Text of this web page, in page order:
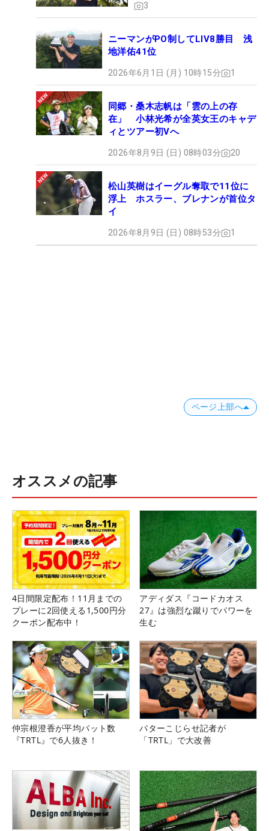
3
ニーマンがPO制してLIV8勝目 浅
地洋佑41位
2026年6月1日 (月) 10時15分 1
同郷・桑木志帆は「雲の上の存
在」 小林光希が全英女王のキャデ
ィとツアー初Vへ
2026年8月9日 (日) 08時03分 20
松山英樹はイーグル奪取で11位に
浮上 ホスラー、ブレナンが首位タ
イ
2026年8月9日 (日) 08時53分 1
ページ上部へ
オススメの記事
4日間限定配布！11月までの
プレーに2回使える1,500円分
クーポン配布中！
アディダス『コードカオス
27』は強烈な蹴りでパワーを
生む
仲宗根澄香が平均パット数
『TRTL』で6人抜き！
パターこじらせ記者が
「TRTL」で大改善